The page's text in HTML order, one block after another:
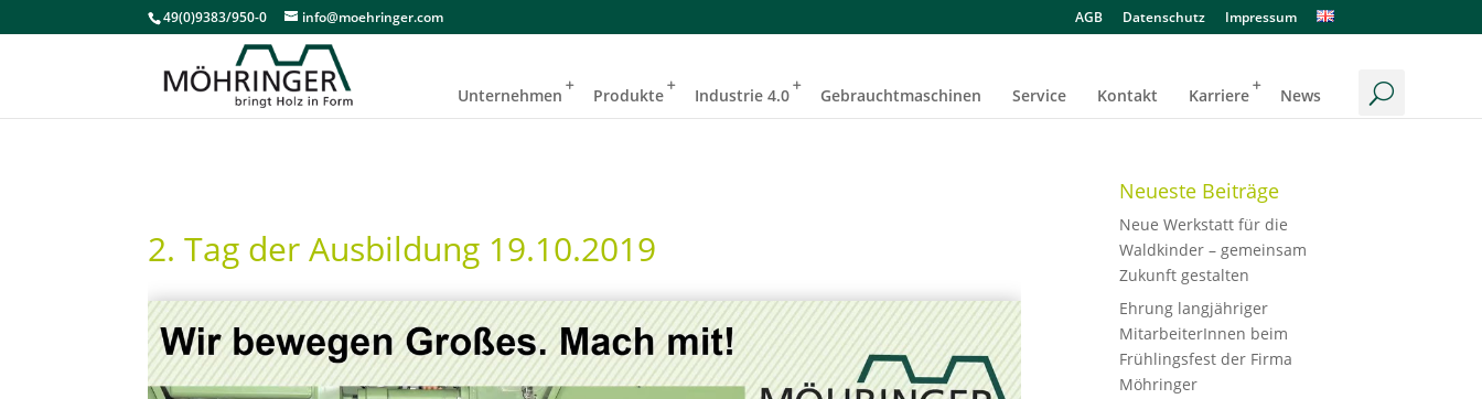
49(0)9383/950-0 info@moehringer.com AGB Datenschutz Impressum
Unternehmen Produkte Industrie 4.0 Gebrauchtmaschinen Service Kontakt Karriere News
2. Tag der Ausbildung 19.10.2019
Neueste Beiträge
Neue Werkstatt für die
Waldkinder – gemeinsam
Zukunft gestalten
Ehrung langjähriger
MitarbeiterInnen beim
Frühlingsfest der Firma
Möhringer